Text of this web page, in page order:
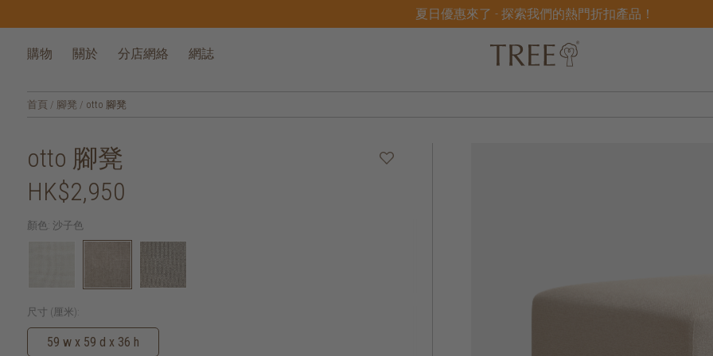
夏日優惠來了 - 探索我們的熱門折扣產品！
購物 關於 分店網絡 網誌
首頁 / 腳凳 / otto 腳凳
otto 腳凳
HK$2,950
顏色: 沙子色
尺寸 (厘米):
59 w x 59 d x 36 h